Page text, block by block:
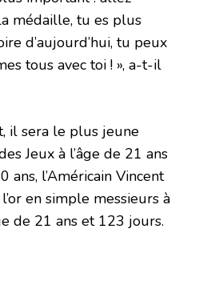
médaille, tu es plus
d’aujourd’hui, tu peux
tous avec toi ! », a-t-il
il sera le plus jeune
Jeux à l’âge de 21 ans
ans, l’Américain Vincent
en simple messieurs à
de 21 ans et 123 jours.